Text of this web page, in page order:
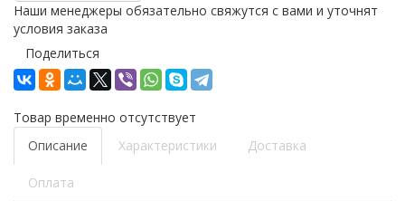
Наши менеджеры обязательно свяжутся с вами и уточнят
условия заказа
Поделиться
Товар временно отсутствует
Описание
Характеристики Доставка
Оплата